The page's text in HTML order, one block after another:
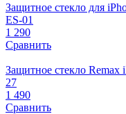
Защитное стекло для
ES-01
1 290
Сравнить
Защитное стекло Remax
27
1 490
Сравнить